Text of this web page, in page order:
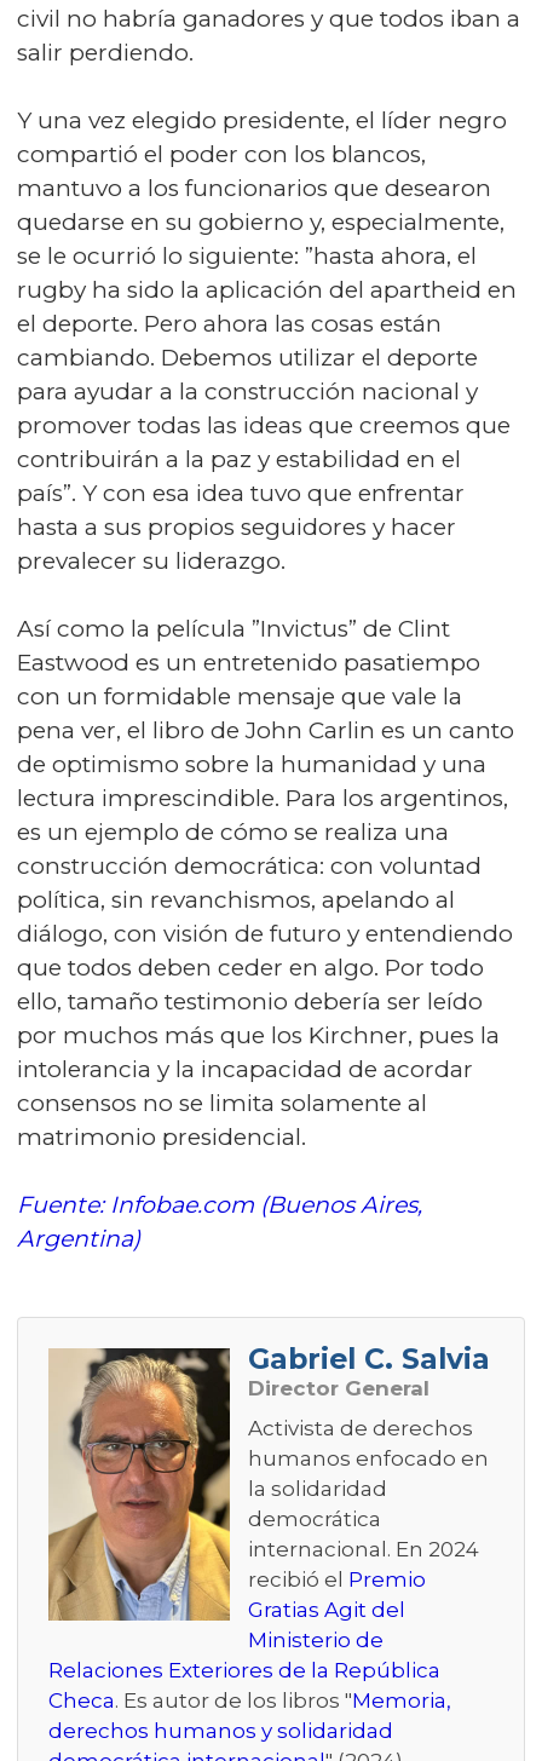
civil no habría ganadores y que todos iban a
salir perdiendo.
Y una vez elegido presidente, el líder negro
compartió el poder con los blancos,
mantuvo a los funcionarios que desearon
quedarse en su gobierno y, especialmente,
se le ocurrió lo siguiente: ”hasta ahora, el
rugby ha sido la aplicación del apartheid en
el deporte. Pero ahora las cosas están
cambiando. Debemos utilizar el deporte
para ayudar a la construcción nacional y
promover todas las ideas que creemos que
contribuirán a la paz y estabilidad en el
país”. Y con esa idea tuvo que enfrentar
hasta a sus propios seguidores y hacer
prevalecer su liderazgo.
Así como la película ”Invictus” de Clint
Eastwood es un entretenido pasatiempo
con un formidable mensaje que vale la
pena ver, el libro de John Carlin es un canto
de optimismo sobre la humanidad y una
lectura imprescindible. Para los argentinos,
es un ejemplo de cómo se realiza una
construcción democrática: con voluntad
política, sin revanchismos, apelando al
diálogo, con visión de futuro y entendiendo
que todos deben ceder en algo. Por todo
ello, tamaño testimonio debería ser leído
por muchos más que los Kirchner, pues la
intolerancia y la incapacidad de acordar
consensos no se limita solamente al
matrimonio presidencial.
Fuente: Infobae.com (Buenos Aires,
Argentina)
Gabriel C. Salvia
Director General
Activista de derechos
humanos enfocado en
la solidaridad
democrática
internacional. En 2024
recibió el Premio
Gratias Agit del
Ministerio de
Relaciones Exteriores de la República
Checa. Es autor de los libros "Memoria,
derechos humanos y solidaridad